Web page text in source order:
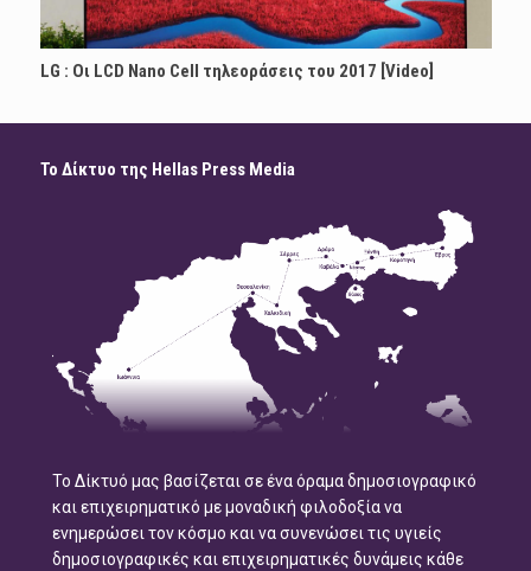
LG : Οι LCD Nano Cell τηλεοράσεις του 2017 [Video]
Το Δίκτυο της Hellas Press Media
Το Δίκτυό μας βασίζεται σε ένα όραμα δημοσιογραφικό
και επιχειρηματικό με μοναδική φιλοδοξία να
ενημερώσει τον κόσμο και να συνενώσει τις υγιείς
δημοσιογραφικές και επιχειρηματικές δυνάμεις κάθε